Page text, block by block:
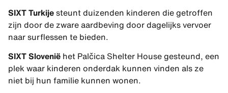
SIXT Turkijesteunt duizenden kinderen die getroffen
zijn door de zware aardbeving door dagelijks vervoer
naar surflessen te bieden.
SIXT Slovenië het Palčica Shelter House gesteund, een
plek waar kinderen onderdak kunnen vinden als ze
niet bij hun familie kunnen wonen.